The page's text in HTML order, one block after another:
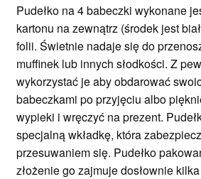
Pudełko na 4 babeczki wykonane
kartonu na zewnątrz (środek jest
folii. Świetnie nadaje się do
muffinek lub innych słodkości. Z
wykorzystać je aby obdarować
babeczkami po przyjęciu albo
wypieki i wręczyć na prezent.
specjalną wkładkę, która
przesuwaniem się. Pudełko
złożenie go zajmuje dosłownie